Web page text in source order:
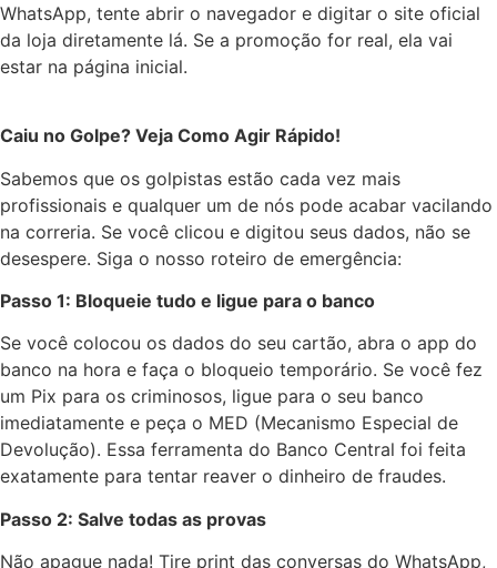
WhatsApp, tente abrir o navegador e digitar o site oficial
da loja diretamente lá. Se a promoção for real, ela vai
estar na página inicial.
Caiu no Golpe? Veja Como Agir Rápido!
Sabemos que os golpistas estão cada vez mais
profissionais e qualquer um de nós pode acabar vacilando
na correria. Se você clicou e digitou seus dados, não se
desespere. Siga o nosso roteiro de emergência:
Passo 1: Bloqueie tudo e ligue para o banco
Se você colocou os dados do seu cartão, abra o app do
banco na hora e faça o bloqueio temporário. Se você fez
um Pix para os criminosos, ligue para o seu banco
imediatamente e peça o MED (Mecanismo Especial de
Devolução). Essa ferramenta do Banco Central foi feita
exatamente para tentar reaver o dinheiro de fraudes.
Passo 2: Salve todas as provas
Não apague nada! Tire print das conversas do WhatsApp,